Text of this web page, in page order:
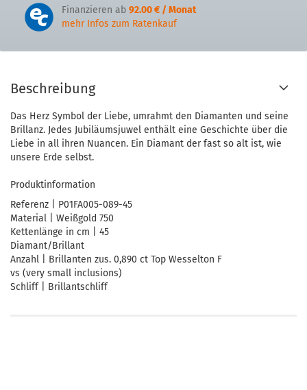
Finanzieren ab 92.00 € / Monat
mehr Infos zum Ratenkauf
Beschreibung
Das Herz Symbol der Liebe, umrahmt den Diamanten und seine
Brillanz. Jedes Jubiläumsjuwel enthält eine Geschichte über die
Liebe in all ihren Nuancen. Ein Diamant der fast so alt ist, wie
unsere Erde selbst.
Produktinformation
Referenz | P01FA005-089-45
Material | Weißgold 750
Kettenlänge in cm | 45
Diamant/Brillant
Anzahl | Brillanten zus. 0,890 ct Top Wesselton F
vs (very small inclusions)
Schliff | Brillantschliff